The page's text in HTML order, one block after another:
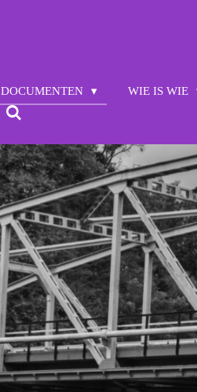
DOCUMENTEN WIE IS WIE